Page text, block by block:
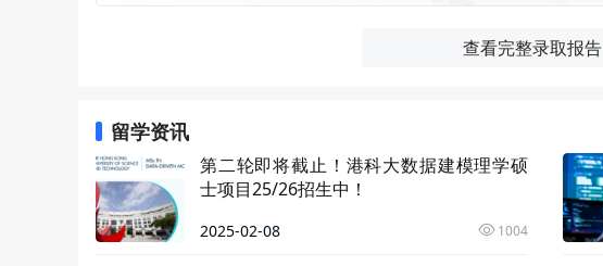
查看完整录取报告
留学资讯
第二轮即将截止！港科大数据建模理学硕
士项目25/26招生中！
2025-02-08 1004